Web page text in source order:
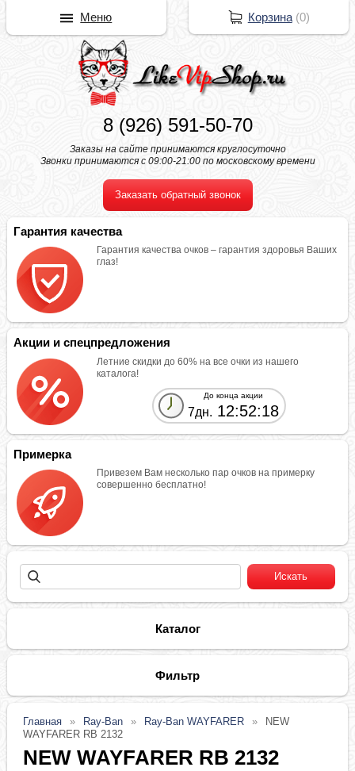
8 (926) 591-50-70
Заказы на сайте принимаются круглосуточно
Звонки принимаются с 09:00-21:00 по московскому времени
Заказать обратный звонок
Гарантия качества
Гарантия качества очков – гарантия здоровья Ваших
глаз!
Акции и спецпредложения
Летние скидки до 60% на все очки из нашего
каталога!
До конца акции
7дн. 12:52:18
Примерка
Привезем Вам несколько пар очков на примерку
совершенно бесплатно!
Каталог
Фильтр
Главная Ray-Ban Ray-Ban WAYFARER
NEW
WAYFARER RB 2132
NEW WAYFARER RB 2132
Корзина(0)
Меню